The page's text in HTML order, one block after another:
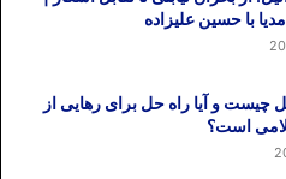
با حسین علیزاده
چیست و آیا راه حل برای رهایی از
است؟